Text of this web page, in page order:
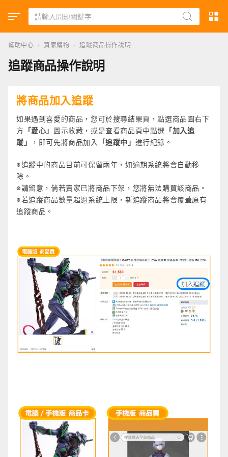
幫助中心 › 買家購物 › 追蹤商品操作說明
追蹤商品操作說明
將商品加入追蹤
如果遇到喜愛的商品，您可於搜尋結果頁，點選商品圖右下
方 「愛心」 圖示收藏，或是查看商品頁中點選 「加入追
蹤」
，即可先將商品加入 「追蹤中」 進行紀錄。
※追蹤中的商品目前可保留兩年，如逾期系統將會自動移
除。
※請留意，倘若賣家已將商品下架，您將無法購買該商品。
※若追蹤商品數量超過系統上限，新追蹤商品將會覆蓋原有
追蹤商品。